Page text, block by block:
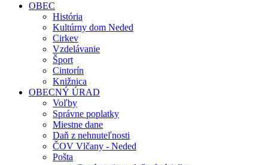
OBEC
História
Kultúrny dom Neded
Cirkev
Vzdelávanie
Šport
Cintorín
Knižnica
OBECNÝ ÚRAD
Voľby
Správne poplatky
Miestne dane
Daň z nehnuteľnosti
ČOV Vlčany - Neded
Pošta